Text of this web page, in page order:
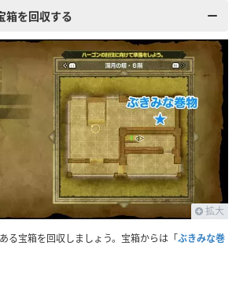
箱を回収する
拡大
る宝箱を回収しましょう。宝箱からは「ぶきみな巻